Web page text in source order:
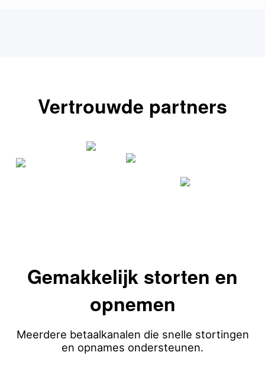
Vertrouwde partners
Gemakkelijk storten en
opnemen
Meerdere betaalkanalen die snelle stortingen
en opnames ondersteunen.